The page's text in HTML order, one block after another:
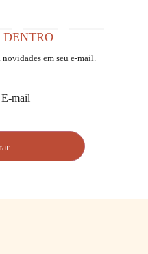
DENTRO
novidades em seu e-mail.